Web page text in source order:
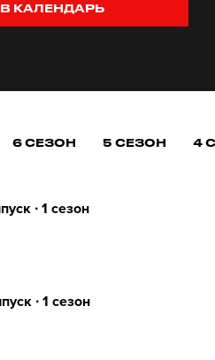
КАЛЕНДАРЬ
6 СЕЗОН 5 СЕЗОН 4
∙ 1 сезон
∙ 1 сезон